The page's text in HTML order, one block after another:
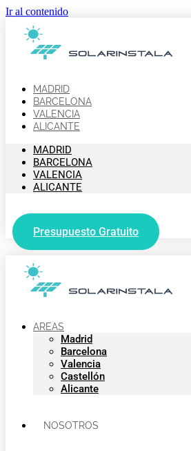
Ir al contenido
MADRID
BARCELONA
VALENCIA
ALICANTE
MADRID
BARCELONA
VALENCIA
ALICANTE
Presupuesto Gratuito
AREAS
Madrid
Barcelona
Valencia
Castellón
Alicante
NOSOTROS